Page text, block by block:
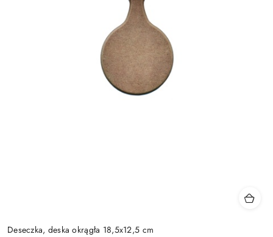
Deseczka, deska okrągła 18,5x12,5 cm